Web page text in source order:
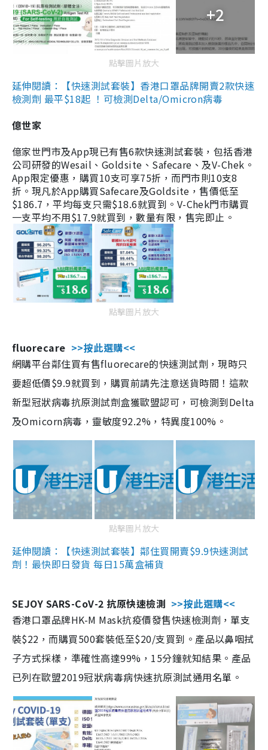
+2
點擊圖片放大
延伸閱讀：【快速測試套裝】香港口罩品牌開賣2款快速
檢測劑 最平$18起 ！可檢測Delta/Omicron病毒
億世家
億家世門市及App現已有售6款快速測試套裝，包括香港
公司研發的Wesail、Goldsite、Safecare、及V-Chek。
App限定優惠，購買10支可享75折，而門市則10支8
折。現凡於App購買Safecare及Goldsite，售價低至
$186.7，平均每支只需$18.6就買到。V-Chek門市購買
一支平均不用$17.9就買到，數量有限，售完即止。
點擊圖片放大
fluorecare >>按此選購<<
網購平台鄰住買有售fluorecare的快速測試劑，現時只
要超低價$9.9就買到，購買前請先注意送貨時間！這款
新型冠狀病毒抗原測試劑盒獲歐盟認可，可檢測到Delta
及Omicorn病毒，靈敏度92.2%，特異度100%。
點擊圖片放大
延伸閱讀：【快速測試套裝】鄰住買開賣$9.9快速測試
劑！最快即日發貨 每日15萬盒補貨
SEJOY SARS-CoV-2 抗原快速檢測 >>按此選購<<
香港口罩品牌HK-M Mask抗疫價發售快速檢測劑，單支
裝$22，而購買500套裝低至$20/支買到。產品以鼻咽拭
子方式採樣，準確性高達99%，15分鐘就知結果。產品
已列在歐盟2019冠狀病毒病快速抗原測試通用名單。